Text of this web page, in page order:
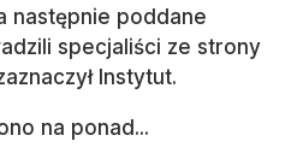
następnie poddane
specjaliści ze strony
Instytut.
na ponad...